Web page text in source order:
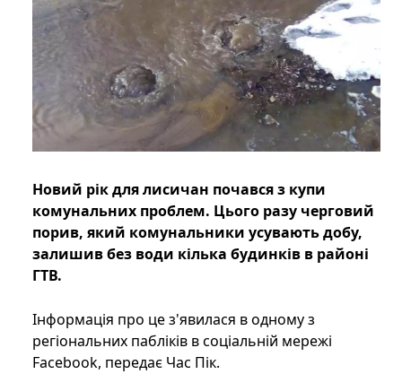
Новий рік для лисичан почався з купи
комунальних проблем. Цього разу черговий
порив, який комунальники усувають добу,
залишив без води кілька будинків в районі
ГТВ.
Інформація про це з'явилася в одному з
регіональних пабліків в соціальній мережі
Facebook, передає Час Пік.